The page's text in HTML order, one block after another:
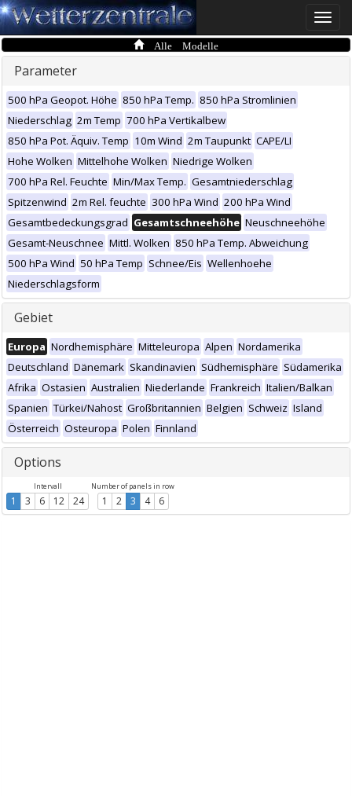
Toggle
Alle Modelle
Parameter
500 hPa Geopot. Höhe 850 hPa Temp. 850 hPa Stromlinien
Niederschlag 2m Temp 700 hPa Vertikalbew
850 hPa Pot. Äquiv. Temp 10m Wind 2m Taupunkt CAPE/LI
Hohe Wolken Mittelhohe Wolken Niedrige Wolken
700 hPa Rel. Feuchte Min/Max Temp. Gesamtniederschlag
Spitzenwind 2m Rel. feuchte 300 hPa Wind 200 hPa Wind
Gesamtbedeckungsgrad Gesamtschneehöhe Neuschneehöhe
Gesamt-Neuschnee Mittl. Wolken 850 hPa Temp. Abweichung
500 hPa Wind 50 hPa Temp Schnee/Eis Wellenhoehe
Niederschlagsform
Gebiet
Europa Nordhemisphäre Mitteleuropa Alpen Nordamerika
Deutschland Dänemark Skandinavien Südhemisphäre Südamerika
Afrika Ostasien Australien Niederlande Frankreich Italien/Balkan
Spanien Türkei/Nahost Großbritannien Belgien Schweiz Island
Österreich Osteuropa Polen Finnland
Options
Intervall
1 3 6 12 24
Number of panels in row
1 2 3 4 6